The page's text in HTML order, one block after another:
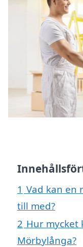
1 Vad kan en
till med?
2 Hur mycket
Mörbylånga?